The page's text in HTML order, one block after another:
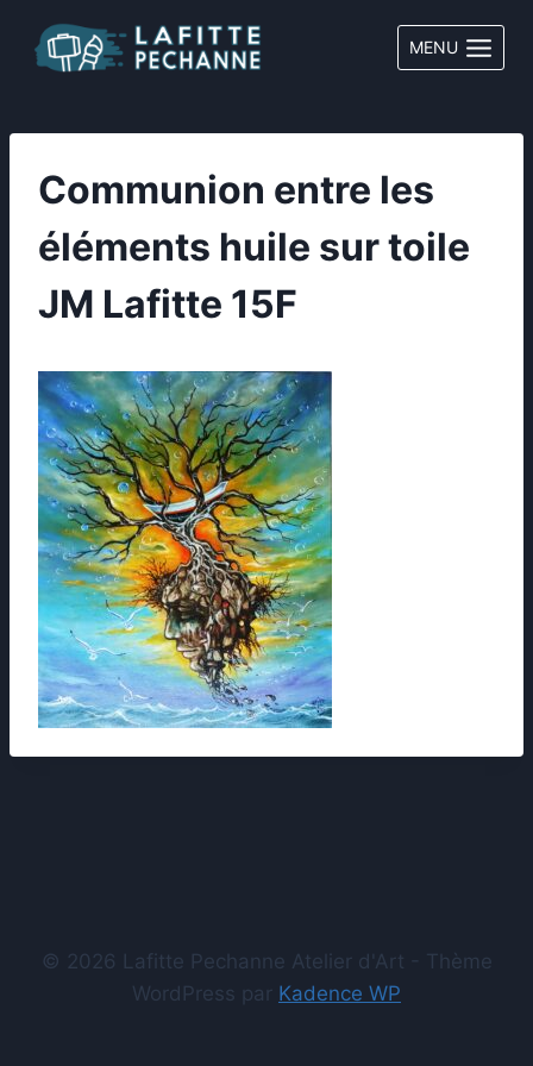
contenu
MENU
Communion entre les
éléments huile sur toile
JM Lafitte 15F
© 2026 Lafitte Pechanne Atelier d'Art - Thème
WordPress par Kadence WP